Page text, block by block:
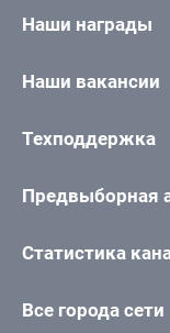
Наши награды
Наши вакансии
Техподдержка
Предвыборная
Статистика
Все города сети